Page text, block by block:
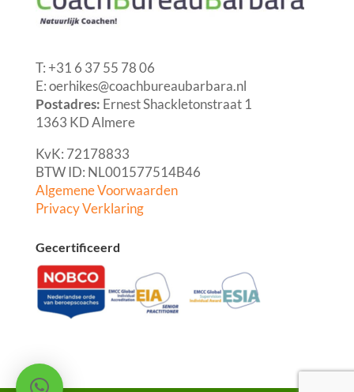
T: +31 6 37 55 78 06
E: oerhikes@coachbureaubarbara.nl
Postadres: Ernest Shackletonstraat 1
1363 KD Almere
KvK: 72178833
BTW ID: NL001577514B46
Algemene Voorwaarden
Privacy Verklaring
Gecertificeerd